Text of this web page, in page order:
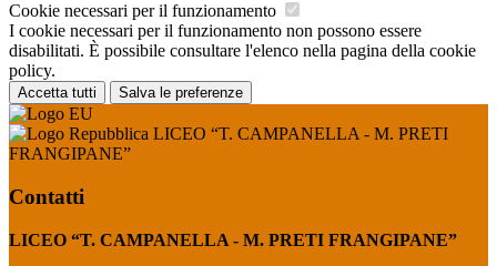
Cookie necessari per il funzionamento
I cookie necessari per il funzionamento non possono essere
disabilitati. È possibile consultare l'elenco nella pagina della cookie
policy.
Accetta tutti Salva le preferenze
LICEO “T. CAMPANELLA - M. PRETI
FRANGIPANE”
Contatti
LICEO “T. CAMPANELLA - M. PRETI FRANGIPANE”